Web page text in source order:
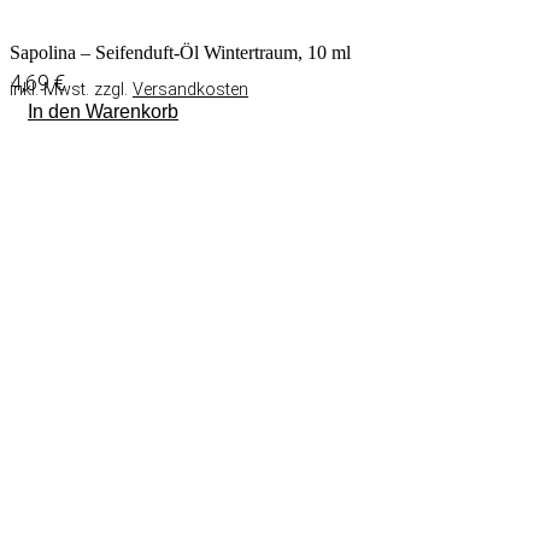
Sapolina – Seifenduft-Öl Wintertraum, 10 ml
4,69€
inkl. Mwst. zzgl. Versandkosten
In den Warenkorb